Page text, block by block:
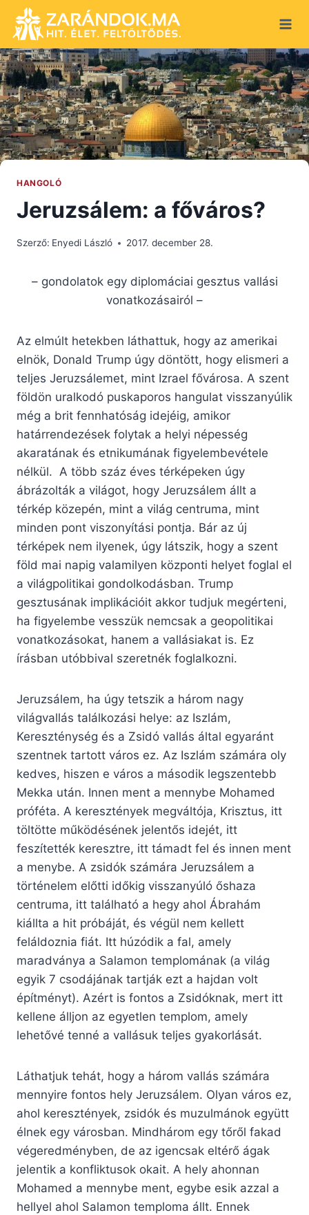
content
HANGOLÓ
Jeruzsálem: a főváros?
Szerző: Enyedi László 2017. december 28.
– gondolatok egy diplomáciai gesztus vallási
vonatkozásairól –
Az elmúlt hetekben láthattuk, hogy az amerikai
elnök, Donald Trump úgy döntött, hogy elismeri a
teljes Jeruzsálemet, mint Izrael fővárosa. A szent
földön uralkodó puskaporos hangulat visszanyúlik
még a brit fennhatóság idejéig, amikor
határrendezések folytak a helyi népesség
akaratának és etnikumának figyelembevétele
nélkül. A több száz éves térképeken úgy
ábrázolták a világot, hogy Jeruzsálem állt a
térkép közepén, mint a világ centruma, mint
minden pont viszonyítási pontja. Bár az új
térképek nem ilyenek, úgy látszik, hogy a szent
föld mai napig valamilyen központi helyet foglal el
a világpolitikai gondolkodásban. Trump
gesztusának implikációit akkor tudjuk megérteni,
ha figyelembe vesszük nemcsak a geopolitikai
vonatkozásokat, hanem a vallásiakat is. Ez
írásban utóbbival szeretnék foglalkozni.
Jeruzsálem, ha úgy tetszik a három nagy
világvallás találkozási helye: az Iszlám,
Kereszténység és a Zsidó vallás által egyaránt
szentnek tartott város ez. Az Iszlám számára oly
kedves, hiszen e város a második legszentebb
Mekka után. Innen ment a mennybe Mohamed
próféta. A keresztények megváltója, Krisztus, itt
töltötte működésének jelentős idejét, itt
feszítették keresztre, itt támadt fel és innen ment
a menybe. A zsidók számára Jeruzsálem a
történelem előtti időkig visszanyúló őshaza
centruma, itt található a hegy ahol Ábrahám
kiállta a hit próbáját, és végül nem kellett
feláldoznia fiát. Itt húzódik a fal, amely
maradványa a Salamon templomának (a világ
egyik 7 csodájának tartják ezt a hajdan volt
építményt). Azért is fontos a Zsidóknak, mert itt
kellene álljon az egyetlen templom, amely
lehetővé tenné a vallásuk teljes gyakorlását.
Láthatjuk tehát, hogy a három vallás számára
mennyire fontos hely Jeruzsálem. Olyan város ez,
ahol keresztények, zsidók és muzulmánok együtt
élnek egy városban. Mindhárom egy tőről fakad
végeredményben, de az igencsak eltérő ágak
jelentik a konfliktusok okait. A hely ahonnan
Mohamed a mennybe ment, egybe esik azzal a
hellyel ahol Salamon temploma állt. Ennek